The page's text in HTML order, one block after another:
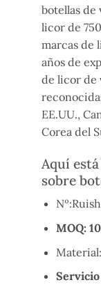
botellas de
licor de
marcas de
años de
de licor de
EE.UU.,
Corea del
Aquí
sobre
MOQ: